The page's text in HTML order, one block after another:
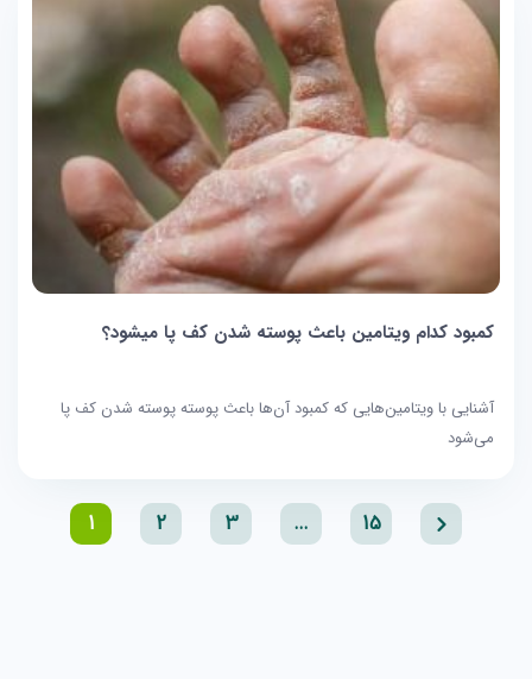
کمبود کدام ویتامین باعث پوسته شدن کف پا میشود؟
آشنایی با ویتامین‌هایی که کمبود آن‌ها باعث پوسته پوسته شدن کف پا
می‌شود
1 2 3 … 15